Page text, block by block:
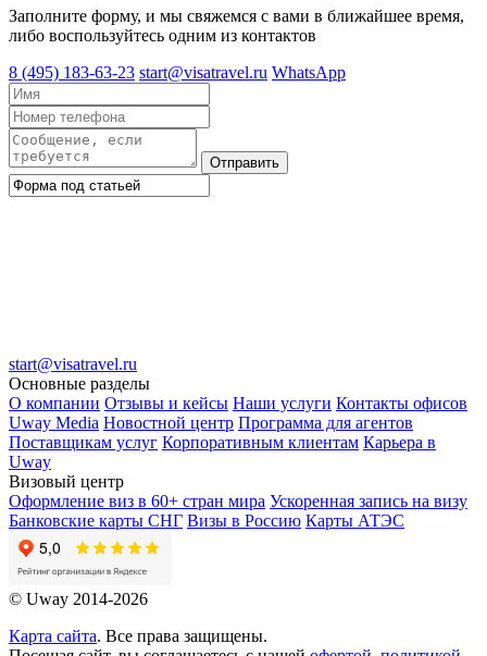
Заполните форму, и мы свяжемся с вами в ближайшее время,
либо воспользуйтесь одним из контактов
8 (495) 183-63-23 start@visatravel.ru WhatsApp
Отправить
start@visatravel.ru
Основные разделы
О компании Отзывы и кейсы Наши услуги Контакты офисов
Uway Media Новостной центр Программа для агентов
Поставщикам услуг Корпоративным клиентам Карьера в
Uway
Визовый центр
Оформление виз в 60+ стран мира Ускоренная запись на визу
Банковские карты СНГ Визы в Россию Карты АТЭС
© Uway 2014-2026
Карта сайта. Все права защищены.